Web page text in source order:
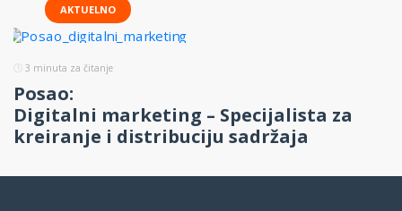
AKTUELNO
3 minuta za čitanje
Posao:
Digitalni marketing – Specijalista za
kreiranje i distribuciju sadržaja